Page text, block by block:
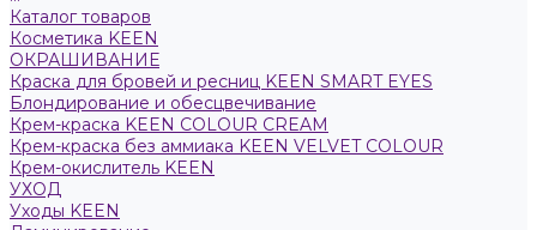
Каталог товаров
Косметика KEEN
ОКРАШИВАНИЕ
Краска для бровей и ресниц KEEN SMART EYES
Блондирование и обесцвечивание
Крем-краска KEEN COLOUR CREAM
Крем-краска без аммиака KEEN VELVET COLOUR
Крем-окислитель KEEN
УХОД
Уходы KEEN